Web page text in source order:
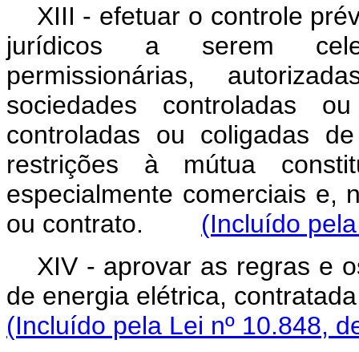
XIII - efetuar o controle
jurídicos a serem
permissionárias,
sociedades controladas
controladas ou coligadas
restrições à mútua
especialmente comerciais e,
ou contrato. (Incluído
XIV - aprovar as regras e
de energia elétrica,
(Incluído pela Lei nº 10.848,